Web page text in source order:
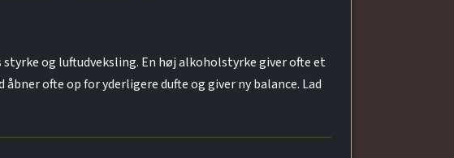
og luftudveksling. En høj alkoholstyrke giver ofte et
ofte op for yderligere dufte og giver ny balance. Lad